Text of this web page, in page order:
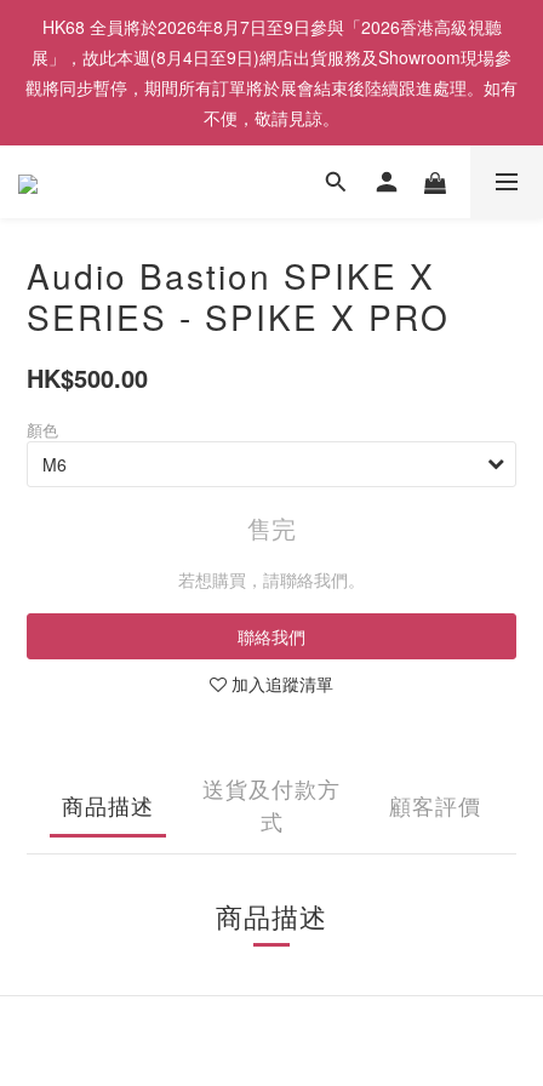
HK68 全員將於2026年8月7日至9日參與「2026香港高級視聽
展」，故此本週(8月4日至9日)網店出貨服務及Showroom現場參
觀將同步暫停，期間所有訂單將於展會結束後陸續跟進處理。如有
不便，敬請見諒。
Audio Bastion SPIKE X
SERIES - SPIKE X PRO
HK$500.00
顏色
售完
若想購買，請聯絡我們。
聯絡我們
加入追蹤清單
商品描述
送貨及付款方
式
顧客評價
商品描述